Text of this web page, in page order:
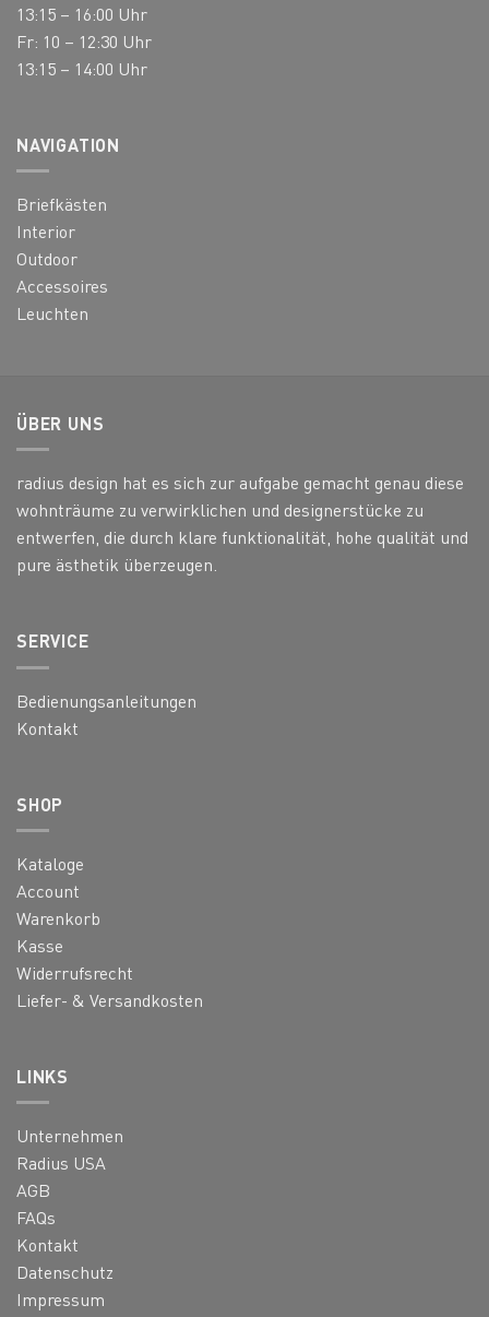
13:15 – 16:00 Uhr
Fr: 10 – 12:30 Uhr
13:15 – 14:00 Uhr
NAVIGATION
Briefkästen
Interior
Outdoor
Accessoires
Leuchten
ÜBER UNS
radius design hat es sich zur aufgabe gemacht genau diese
wohnträume zu verwirklichen und designerstücke zu
entwerfen, die durch klare funktionalität, hohe qualität und
pure ästhetik überzeugen.
SERVICE
Bedienungsanleitungen
Kontakt
SHOP
Kataloge
Account
Warenkorb
Kasse
Widerrufsrecht
Liefer- & Versandkosten
LINKS
Unternehmen
Radius USA
AGB
FAQs
Kontakt
Datenschutz
Impressum